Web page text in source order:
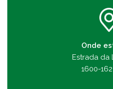
Onde
Estrada da
1600-